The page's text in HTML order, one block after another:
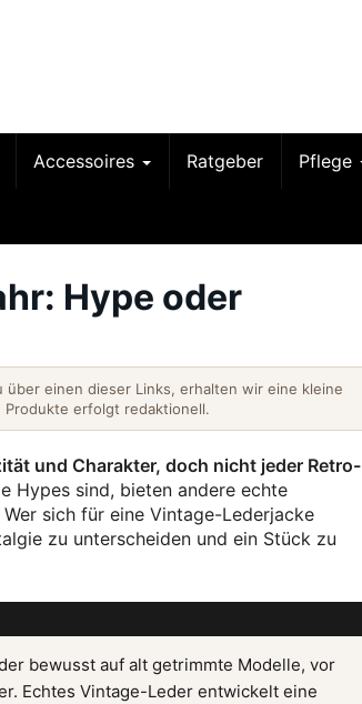
Accessoires Ratgeber Pflege
Hype oder
einen dieser Links, erhalten wir eine kleine
Produkte erfolgt redaktionell.
und Charakter, doch nicht jeder Retro-
Hypes sind, bieten andere echte
sich für eine Vintage-Lederjacke
zu unterscheiden und ein Stück zu
bewusst auf alt getrimmte Modelle, vor
Echtes Vintage-Leder entwickelt eine